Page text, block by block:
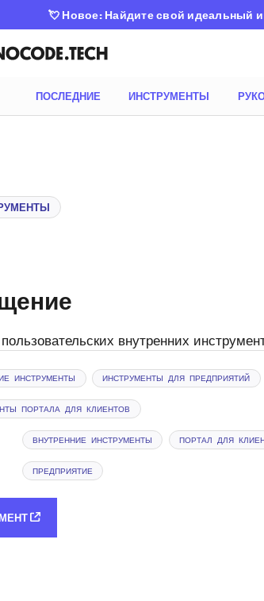
💘 Новое: Найдите свой идеальный
ПОСЛЕДНИЕ ИНСТРУМЕНТЫ
внутренних
ИНСТРУМЕНТЫ ИНСТРУМЕНТЫ ДЛЯ ПРЕДПРИЯТИЙ
ПОРТАЛА ДЛЯ КЛИЕНТОВ
ВНУТРЕННИЕ ИНСТРУМЕНТЫ ПОРТАЛ ДЛЯ
ПРЕДПРИЯТИЕ